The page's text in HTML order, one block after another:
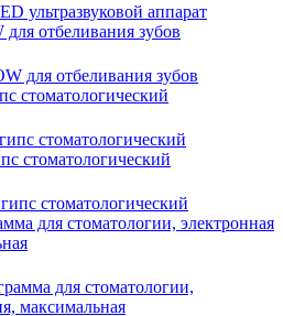
отбеливания зубов
стоматологический
стоматологический
для стоматологии, электронная